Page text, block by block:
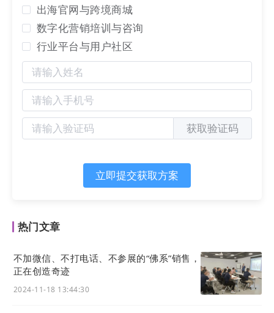
分配、转接客户给售前人员执行成交任务（deal）
出海官网与跨境商城
数字化营销培训与咨询
行业平台与用户社区
获取验证码
立即提交获取方案
热门文章
不加微信、不打电话、不参展的“佛系”销售，
正在创造奇迹
2024-11-18 13:44:30